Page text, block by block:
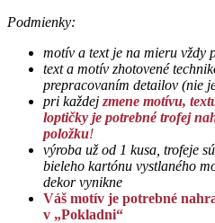
Podmienky:
motív a text je na mieru vždy
text a motív zhotovené
prepracovaním detailov (nie
pri každej zmene motívu,
loptičky je potrebné trofej
položku!
výroba už od 1 kusa, trofeje
bieleho kartónu vystlaného
dekor vynikne
Váš motív je potrebné
v „Pokladni“